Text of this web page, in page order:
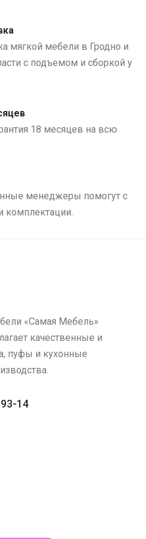
мягкой мебели в Гродно и
с подъемом и сборкой у
18 месяцев на всю
менеджеры помогут с
комплектации.
«Самая Мебель»
качественные и
пуфы и кухонные
14